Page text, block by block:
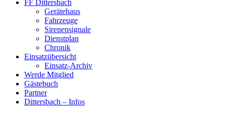
FF Dittersbach
Gerätehaus
Fahrzeuge
Sirenensignale
Dienstplan
Chronik
Einsatzübersicht
Einsatz-Archiv
Werde Mitglied
Gästebuch
Partner
Dittersbach – Infos